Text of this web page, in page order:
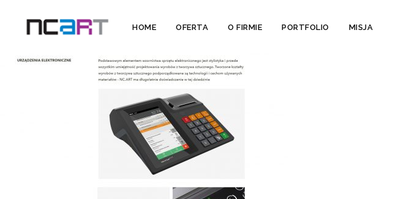
HOME OFERTA O FIRMIE PORTFOLIO MISJA